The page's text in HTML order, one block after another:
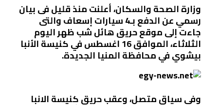
وزارة الصحة والسكان، أعلنت منذ قليل فى بيان
رسمي عن الدفع بـ4 سيارات إسعاف والتى
جاءت إلى موقع حريق هائل شب ظهر اليوم
الثلاثاء، الموافق 16 اغسطس في كنيسة الأنبا
بيشوي في محافظة المنيا الجديدة.
وفى سياق متصل، وعقب حريق كنيسة الانبا